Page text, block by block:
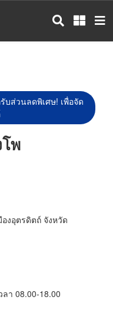
บส่วนลดพิเศษ! เพื่อจัด
พ
งอุตรดิตถ์ จังหวัด
ลา 08.00-18.00